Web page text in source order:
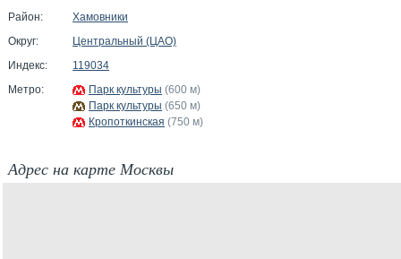
Район:
Хамовники
Округ:
Центральный (ЦАО)
Индекс:
119034
Метро:
Парк культуры (600 м)
Парк культуры (650 м)
Кропоткинская (750 м)
Адрес на карте Москвы